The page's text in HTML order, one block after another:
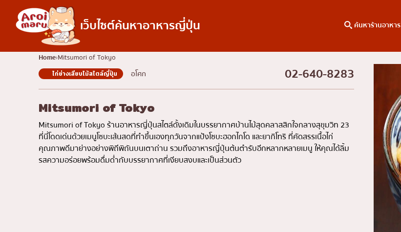
เว็บไซต์ค้นหาอาหารญี่ปุ่น ค้นหาร้านอาหาร
อาหารญี่ปุ่น
ค้นหาร้านอาหาร
ซูชิ
ราเมง
อิซากายะ
ปิ้งย่างญี่ปุ่น/ยากินิกุ
ค้นหาตามพื้นที่
สยาม
ทองหล่อ
คอลัมน์ความรู้
บทความที่KOLแนะนำ
Home Mitsumori of Tokyo
ไก่ย่างเสียบไม้สไตล์ญี่ปุ่น อโศก 02-640-8283
Mitsumori of Tokyo
Mitsumori of Tokyo ร้านอาหารญี่ปุ่นสไตล์ดั้งเดิมในบรรยากาศบ้านไม้สุดคลาสสิกใจกลางสุขุมวิท 23
ที่นี่โดดเด่นด้วยเมนูโซบะเส้นสดที่ทำขึ้นเองทุกวันจากแป้งโซบะฮอกไกโด และยากิโทริ ที่คัดสรรเนื้อไก่
คุณภาพดีมาย่างอย่างพิถีพิถันบนเตาถ่าน รวมถึงอาหารญี่ปุ่นต้นตำรับอีกหลากหลายเมนู ให้คุณได้ลิ้ม
รสความอร่อยพร้อมดื่มด่ำกับบรรยากาศที่เงียบสงบและเป็นส่วนตัว